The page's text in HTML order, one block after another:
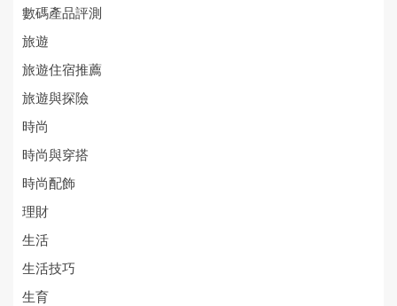
數碼產品評測
旅遊
旅遊住宿推薦
旅遊與探險
時尚
時尚與穿搭
時尚配飾
理財
生活
生活技巧
生育